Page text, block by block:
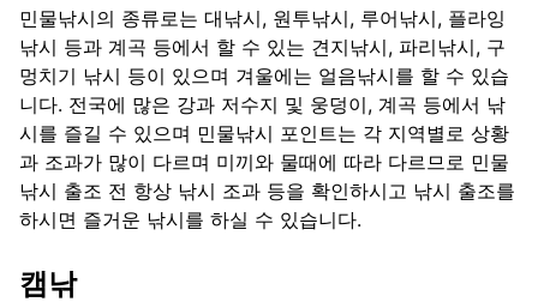
민물낚시의 종류로는 대낚시, 원투낚시, 루어낚시, 플라잉
낚시 등과 계곡 등에서 할 수 있는 견지낚시, 파리낚시, 구
멍치기 낚시 등이 있으며 겨울에는 얼음낚시를 할 수 있습
니다. 전국에 많은 강과 저수지 및 웅덩이, 계곡 등에서 낚
시를 즐길 수 있으며 민물낚시 포인트는 각 지역별로 상황
과 조과가 많이 다르며 미끼와 물때에 따라 다르므로 민물
낚시 출조 전 항상 낚시 조과 등을 확인하시고 낚시 출조를
하시면 즐거운 낚시를 하실 수 있습니다.
캠낚